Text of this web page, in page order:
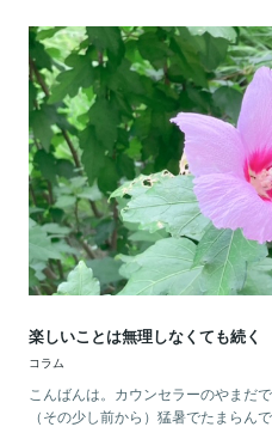
楽しいことは無理しなくても続く
コラム
こんばんは。カウンセラーのやまだ
（その少し前から）猛暑でたまらん